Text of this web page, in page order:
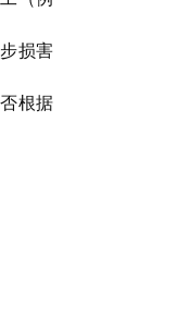
损害
根据